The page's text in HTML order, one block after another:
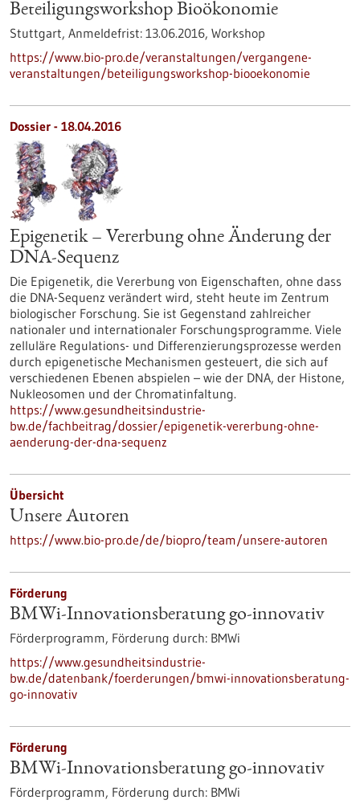
Beteiligungsworkshop Bioökonomie
Stuttgart, Anmeldefrist: 13.06.2016, Workshop
https://www.bio-pro.de/veranstaltungen/vergangene-
veranstaltungen/beteiligungsworkshop-biooekonomie
Dossier - 18.04.2016
Epigenetik – Vererbung ohne Änderung der
DNA-Sequenz
Die Epigenetik, die Vererbung von Eigenschaften, ohne dass
die DNA-Sequenz verändert wird, steht heute im Zentrum
biologischer Forschung. Sie ist Gegenstand zahlreicher
nationaler und internationaler Forschungsprogramme. Viele
zelluläre Regulations- und Differenzierungsprozesse werden
durch epigenetische Mechanismen gesteuert, die sich auf
verschiedenen Ebenen abspielen – wie der DNA, der Histone,
Nukleosomen und der Chromatinfaltung.
https://www.gesundheitsindustrie-
bw.de/fachbeitrag/dossier/epigenetik-vererbung-ohne-
aenderung-der-dna-sequenz
Übersicht
Unsere Autoren
https://www.bio-pro.de/de/biopro/team/unsere-autoren
Förderung
BMWi-Innovationsberatung go-innovativ
Förderprogramm, Förderung durch: BMWi
https://www.gesundheitsindustrie-
bw.de/datenbank/foerderungen/bmwi-innovationsberatung-
go-innovativ
Förderung
BMWi-Innovationsberatung go-innovativ
Förderprogramm, Förderung durch: BMWi